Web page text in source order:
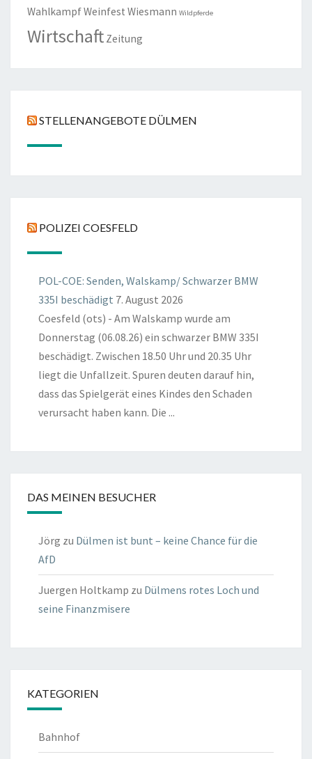
WahlkampfWeinfest Wiesmann Wildpferde
Wirtschaft Zeitung
STELLENANGEBOTE DÜLMEN
POLIZEI COESFELD
POL-COE: Senden, Walskamp/ Schwarzer BMW
335I beschädigt 7. August 2026
Coesfeld (ots) - Am Walskamp wurde am
Donnerstag (06.08.26) ein schwarzer BMW 335I
beschädigt. Zwischen 18.50 Uhr und 20.35 Uhr
liegt die Unfallzeit. Spuren deuten darauf hin,
dass das Spielgerät eines Kindes den Schaden
verursacht haben kann. Die ...
DAS MEINEN BESUCHER
Jörg zu Dülmen ist bunt – keine Chance für die
AfD
Juergen Holtkamp zu Dülmens rotes Loch und
seine Finanzmisere
KATEGORIEN
Bahnhof